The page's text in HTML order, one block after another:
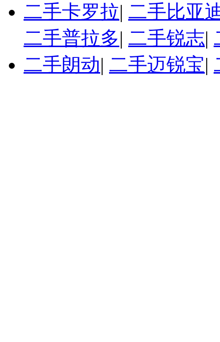
二手卡罗拉| 二手比亚
二手普拉多| 二手锐志|
二手朗动| 二手迈锐宝|